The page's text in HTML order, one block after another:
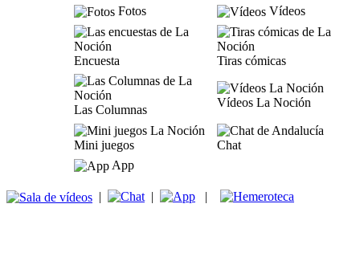
Fotos
Vídeos
Encuesta Tiras cómicas
Las Columnas
Vídeos La Noción
Mini juegos
Chat
App
| | |